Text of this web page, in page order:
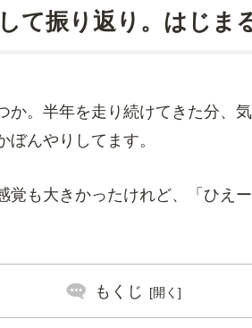
て振り返り。はじま
か。半年を走り続けてきた分、
ぼんやりしてます。
覚も大きかったけれど、「ひえ
もくじ